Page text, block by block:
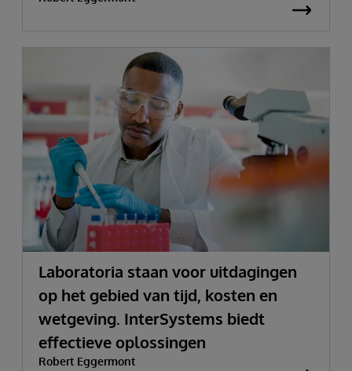
Laboratoria staan voor uitdagingen
op het gebied van tijd, kosten en
wetgeving. InterSystems biedt
effectieve oplossingen
Robert Eggermont